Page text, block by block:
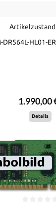
HL01-
1.990,00
Details